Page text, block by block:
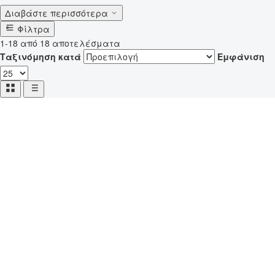
Διαβάστε περισσότερα
Φίλτρα
1-18 από 18 αποτελέσματα
Ταξινόμηση κατά
Εμφάνιση